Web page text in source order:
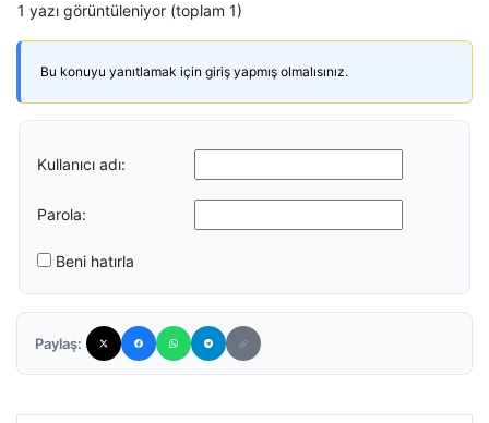
1 yazı görüntüleniyor (toplam 1)
Bu konuyu yanıtlamak için giriş yapmış olmalısınız.
Kullanıcı adı:
Parola:
Beni hatırla
Paylaş: